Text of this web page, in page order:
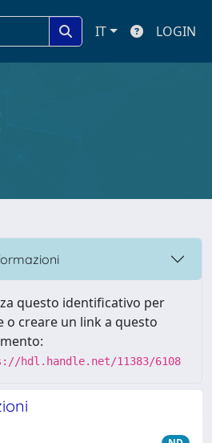
IT LOGIN
questo identificativo per
o creare un link a questo
hdl.handle.net/11383/6108